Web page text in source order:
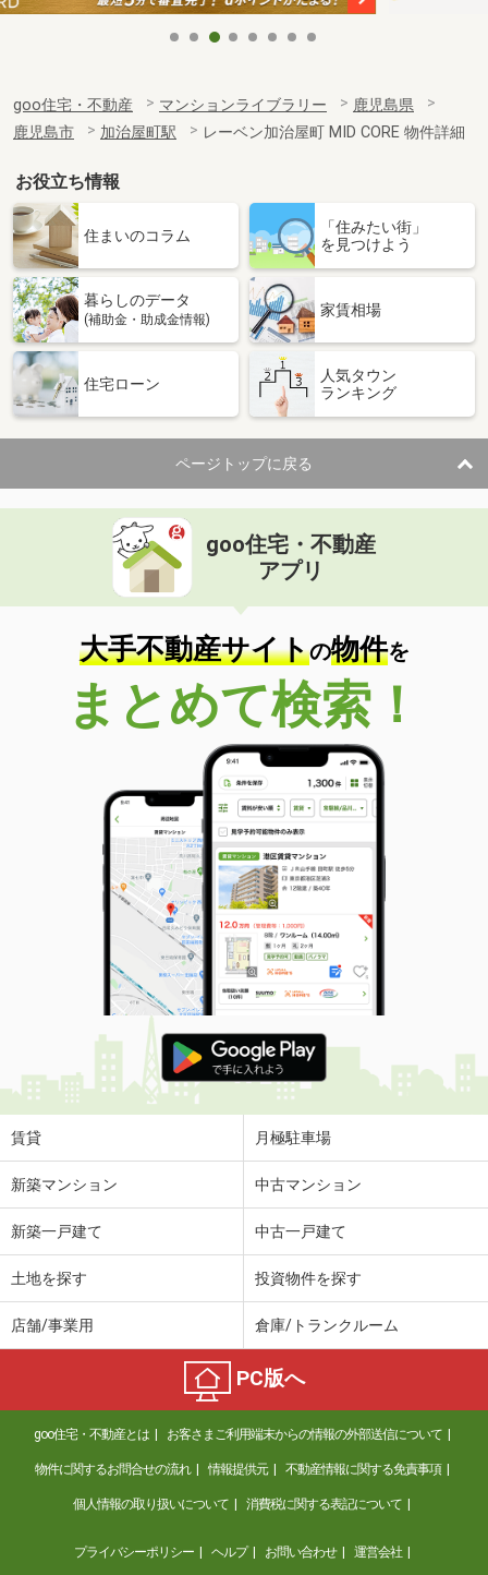
goo住宅・不動産 マンションライブラリー
鹿児島県
鹿児島市
加治屋町駅 レーベン加治屋町 MID CORE 物件詳細
お役立ち情報
住まいのコラム
「住みたい街」
を見つけよう
暮らしのデータ
(補助金・助成金情報)
家賃相場
住宅ローン
人気タウン
ランキング
ページトップに戻る
goo住宅・不動産
アプリ
大手不動産サイトの物件を
まとめて検索！
賃貸 月極駐車場
新築マンション 中古マンション
新築一戸建て 中古一戸建て
土地を探す 投資物件を探す
店舗/事業用 倉庫/トランクルーム
PC版へ
goo住宅・不動産とは お客さまご利用端末からの情報の外部送信について
物件に関するお問合せの流れ 情報提供元 不動産情報に関する免責事項
個人情報の取り扱いについて 消費税に関する表記について
プライバシーポリシー ヘルプ お問い合わせ 運営会社